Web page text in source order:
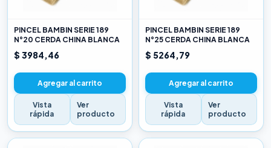
PINCEL BAMBIN SERIE 189
N°20 CERDA CHINA BLANCA
$ 3984,46
Agregar al carrito
Vista
rápida
Ver
producto
PINCEL BAMBIN SERIE 189
N°25 CERDA CHINA BLANCA
$ 5264,79
Agregar al carrito
Vista
rápida
Ver
producto